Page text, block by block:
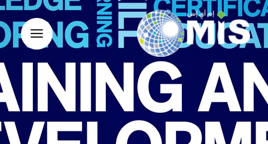
Skip
to
content